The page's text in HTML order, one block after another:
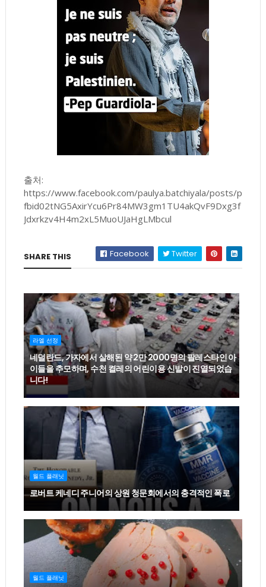
출처:
https://www.facebook.com/paulya.batchiyala/posts/p
fbid02tNG5AxirYcu6Pr84MW3gm1TU4akQvF9Dxg3f
Jdxrkzv4H4m2xL5MuoUJaHgLMbcul
SHARE THIS Facebook Twitter
라엘 선정
네덜란드, 가자에서 살해된 약 2만 2000명의 팔레스타인 아
이들을 추모하며, 수천 켤레의 어린이용 신발이 진열되었습
니다!
월드 플래닛
로버트 케네디 주니어의 상원 청문회에서의 충격적인 폭로
월드 플래닛